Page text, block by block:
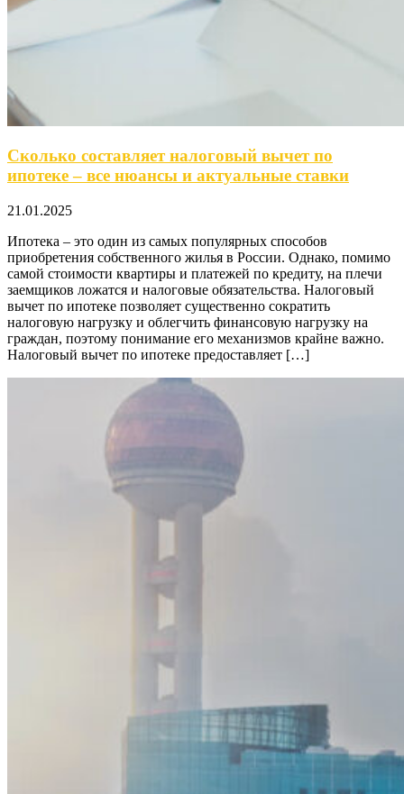
Сколько составляет налоговый вычет по
ипотеке – все нюансы и актуальные ставки
21.01.2025
Ипотека – это один из самых популярных способов
приобретения собственного жилья в России. Однако, помимо
самой стоимости квартиры и платежей по кредиту, на плечи
заемщиков ложатся и налоговые обязательства. Налоговый
вычет по ипотеке позволяет существенно сократить
налоговую нагрузку и облегчить финансовую нагрузку на
граждан, поэтому понимание его механизмов крайне важно.
Налоговый вычет по ипотеке предоставляет […]